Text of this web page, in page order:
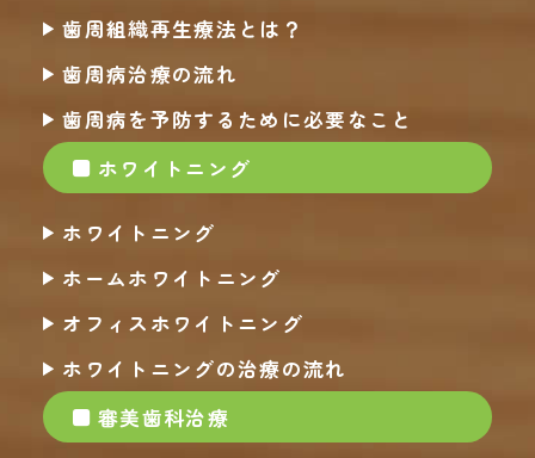
歯周組織再生療法とは？
歯周病治療の流れ
歯周病を予防するために必要なこと
ホワイトニング
ホワイトニング
ホームホワイトニング
オフィスホワイトニング
ホワイトニングの治療の流れ
審美歯科治療